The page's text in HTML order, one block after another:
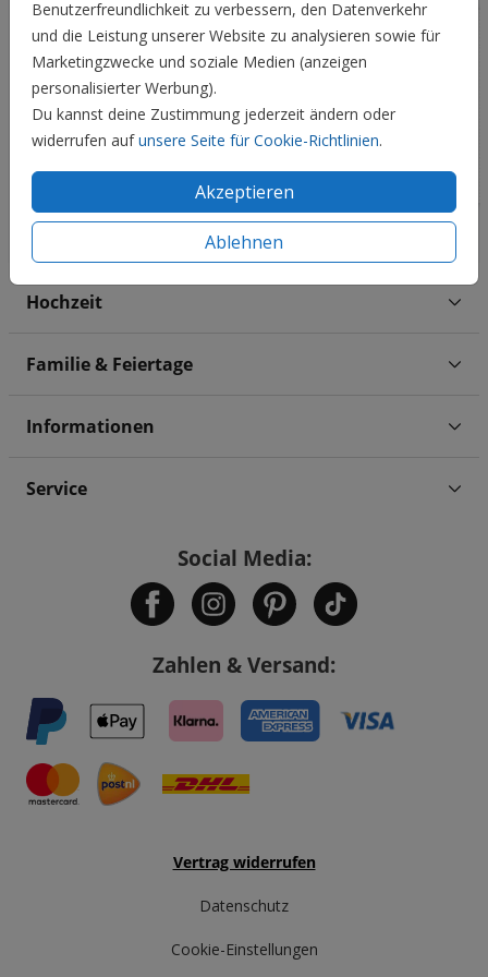
Benutzerfreundlichkeit zu verbessern, den Datenverkehr
und die Leistung unserer Website zu analysieren sowie für
Marketingzwecke und soziale Medien (anzeigen
personalisierter Werbung).
Du kannst deine Zustimmung jederzeit ändern oder
widerrufen aufunsere Seite für Cookie-Richtlinien.
Akzeptieren
Ablehnen
Hochzeit
Familie & Feiertage
Informationen
Service
Social Media:
Zahlen & Versand:
Vertrag widerrufen
Datenschutz
Cookie-Einstellungen